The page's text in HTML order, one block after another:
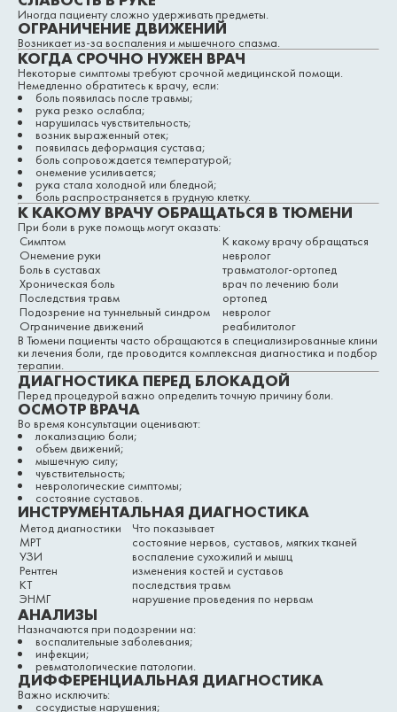
Иногда пациенту сложно удерживать предметы.
ОГРАНИЧЕНИЕ ДВИЖЕНИЙ
Возникает из-за воспаления и мышечного спазма.
КОГДА СРОЧНО НУЖЕН ВРАЧ
Некоторые симптомы требуют срочной медицинской помощи.
Немедленно обратитесь к врачу, если:
боль появилась после травмы;
рука резко ослабла;
нарушилась чувствительность;
возник выраженный отек;
появилась деформация сустава;
боль сопровождается температурой;
онемение усиливается;
рука стала холодной или бледной;
боль распространяется в грудную клетку.
К КАКОМУ ВРАЧУ ОБРАЩАТЬСЯ В ТЮМЕНИ
При боли в руке помощь могут оказать:
Симптом
К какому врачу обращаться
Онемение руки
невролог
Боль в суставах
травматолог-ортопед
Хроническая боль
врач по лечению боли
Последствия травм
ортопед
Подозрение на туннельный синдром
невролог
Ограничение движений
реабилитолог
В Тюмени пациенты часто обращаются в специализированные клини
ки лечения боли, где проводится комплексная диагностика и подбор
терапии.
ДИАГНОСТИКА ПЕРЕД БЛОКАДОЙ
Перед процедурой важно определить точную причину боли.
ОСМОТР ВРАЧА
Во время консультации оценивают:
локализацию боли;
объем движений;
мышечную силу;
чувствительность;
неврологические симптомы;
состояние суставов.
ИНСТРУМЕНТАЛЬНАЯ ДИАГНОСТИКА
Метод диагностики
Что показывает
МРТ
состояние нервов, суставов, мягких тканей
УЗИ
воспаление сухожилий и мышц
Рентген
изменения костей и суставов
КТ
последствия травм
ЭНМГ
нарушение проведения по нервам
АНАЛИЗЫ
Назначаются при подозрении на:
воспалительные заболевания;
инфекции;
ревматологические патологии.
ДИФФЕРЕНЦИАЛЬНАЯ ДИАГНОСТИКА
Важно исключить:
сосудистые нарушения;